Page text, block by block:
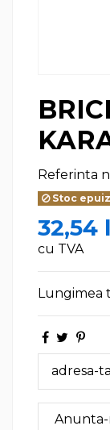
Referinta
Stoc
32,54
cu TVA
Lungimea